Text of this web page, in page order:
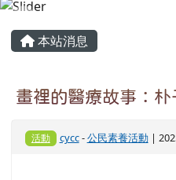
主內容區域
本站消息
畫裡的醫療故事：
活動 cycc-公民素養活動|
頁尾區域